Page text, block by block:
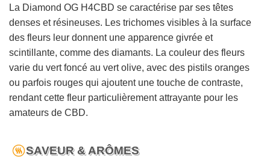
La Diamond OG H4CBD se caractérise par ses têtes
denses et résineuses. Les trichomes visibles à la surface
des fleurs leur donnent une apparence givrée et
scintillante, comme des diamants. La couleur des fleurs
varie du vert foncé au vert olive, avec des pistils oranges
ou parfois rouges qui ajoutent une touche de contraste,
rendant cette fleur particulièrement attrayante pour les
amateurs de CBD.
SAVEUR & ARÔMES